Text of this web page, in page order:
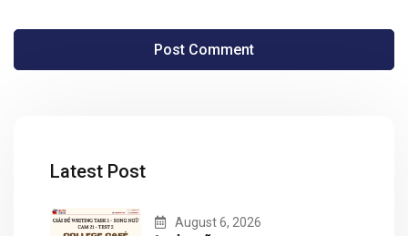
Latest Post
August 6, 2026